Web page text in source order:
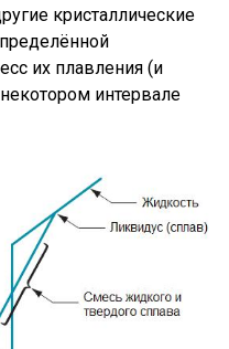
кристаллические
их плавления (и
интервале